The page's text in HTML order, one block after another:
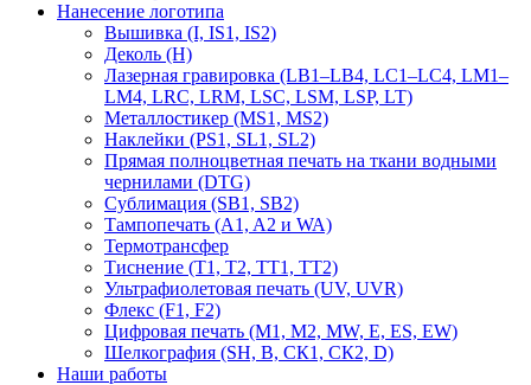
Нанесение логотипа
Вышивка (I, IS1, IS2)
Деколь (H)
Лазерная гравировка (LB1–LB4, LC1–LC4, LM1–
LM4, LRC, LRM, LSC, LSM, LSP, LT)
Металлостикер (MS1, MS2)
Наклейки (PS1, SL1, SL2)
Прямая полноцветная печать на ткани водными
чернилами (DTG)
Сублимация (SB1, SB2)
Тампопечать (A1, A2 и WA)
Термотрансфер
Тиснение (Т1, Т2, ТT1, ТT2)
Ультрафиолетовая печать (UV, UVR)
Флекс (F1, F2)
Цифровая печать (M1, M2, MW, E, ES, EW)
Шелкография (SH, В, СК1, СК2, D)
Наши работы